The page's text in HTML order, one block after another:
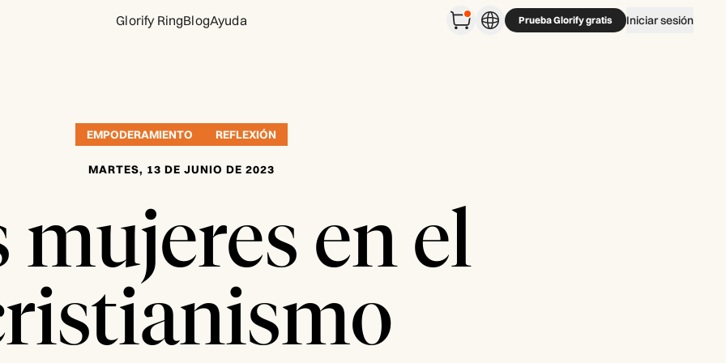
Glorify RingBlogAyuda Prueba Glorify gratis Iniciar sesión
EMPODERAMIENTO REFLEXIÓN
MARTES, 13 DE JUNIO DE 2023
mujeres en el